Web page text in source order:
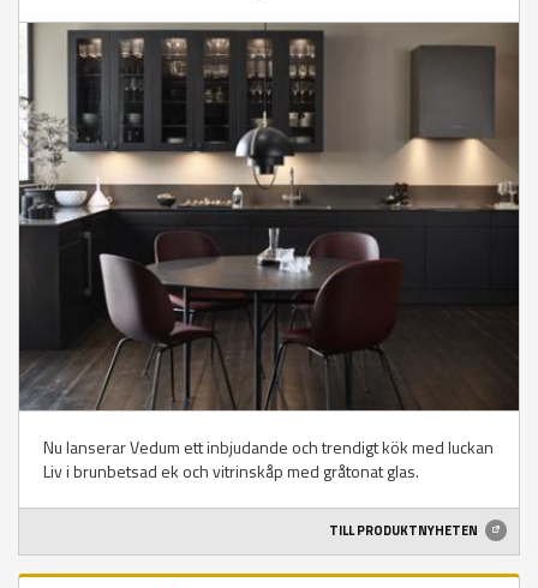
Nu lanserar Vedum ett inbjudande och trendigt kök med luckan
Liv i brunbetsad ek och vitrinskåp med gråtonat glas.
TILL PRODUKTNYHETEN